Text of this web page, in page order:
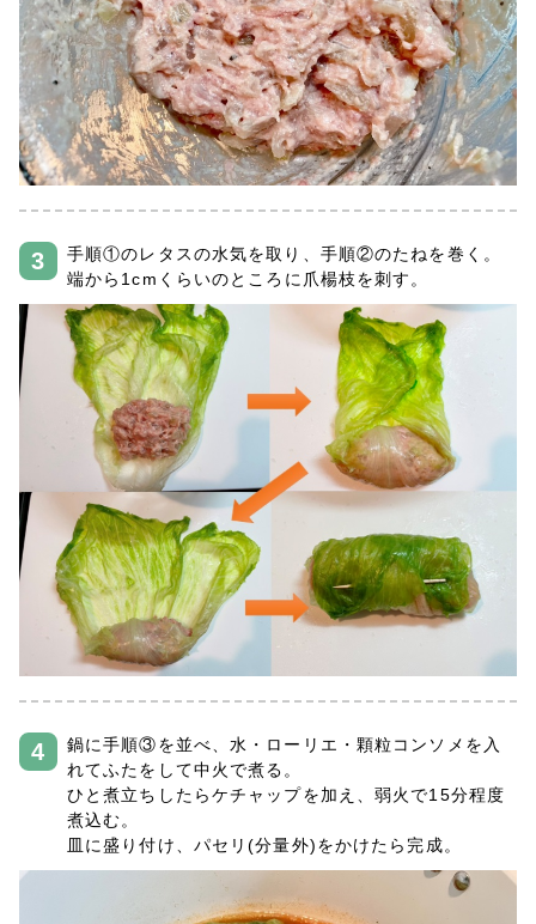
手順①のレタスの水気を取り、手順②のたねを巻く。
端から1cmくらいのところに爪楊枝を刺す。
鍋に手順③を並べ、水・ローリエ・顆粒コンソメを入
れてふたをして中火で煮る。
ひと煮立ちしたらケチャップを加え、弱火で15分程度
煮込む。
皿に盛り付け、パセリ(分量外)をかけたら完成。